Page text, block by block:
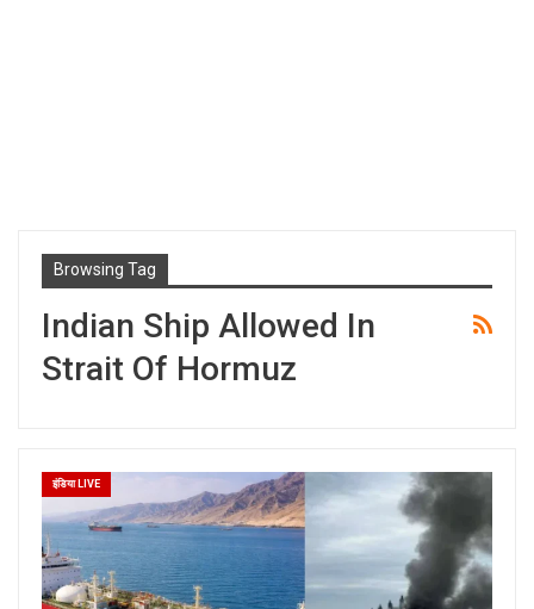
Browsing Tag
Indian Ship Allowed In
Strait Of Hormuz
इंडिया LIVE